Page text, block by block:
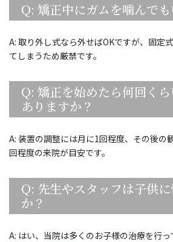
Q: 矯正中にガムを噛んでも
A: 取り外し式なら外せばOKですが、固定
てしまうため厳禁です。
Q: 矯正を始めたら何回く
ありますか？
A: 装置の調整には月に1回程度、その後の
回程度の来院が目安です。
Q: 先生やスタッフは子供
か？
A: はい、当院は多くのお子様の治療を行